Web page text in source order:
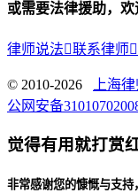
或需要法律援助，欢
律师说法联系律师
© 2010-2026 上海
公网安备
觉得有用就打赏
非常感谢您的慷慨与支